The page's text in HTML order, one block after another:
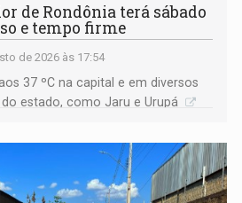
de Rondônia terá sábado
e tempo firme
de 2026 às 17:54
37 ºC na capital e em diversos
estado, como Jaru e Urupá